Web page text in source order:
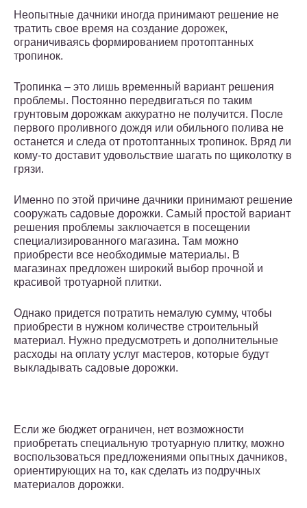
Неопытные дачники иногда принимают решение не
тратить свое время на создание дорожек,
ограничиваясь формированием протоптанных
тропинок.
Тропинка – это лишь временный вариант решения
проблемы. Постоянно передвигаться по таким
грунтовым дорожкам аккуратно не получится. После
первого проливного дождя или обильного полива не
останется и следа от протоптанных тропинок. Вряд ли
кому-то доставит удовольствие шагать по щиколотку в
грязи.
Именно по этой причине дачники принимают решение
сооружать садовые дорожки. Самый простой вариант
решения проблемы заключается в посещении
специализированного магазина. Там можно
приобрести все необходимые материалы. В
магазинах предложен широкий выбор прочной и
красивой тротуарной плитки.
Однако придется потратить немалую сумму, чтобы
приобрести в нужном количестве строительный
материал. Нужно предусмотреть и дополнительные
расходы на оплату услуг мастеров, которые будут
выкладывать садовые дорожки.
Если же бюджет ограничен, нет возможности
приобретать специальную тротуарную плитку, можно
воспользоваться предложениями опытных дачников,
ориентирующих на то, как сделать из подручных
материалов дорожки.